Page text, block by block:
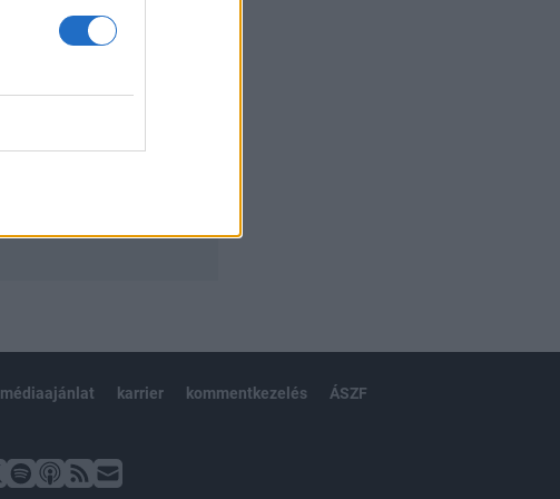
médiaajánlat karrier kommentkezelés ÁSZF